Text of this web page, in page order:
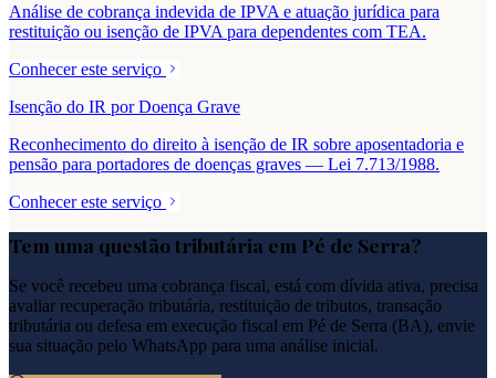
Análise de cobrança indevida de IPVA e atuação jurídica para
restituição ou isenção de IPVA para dependentes com TEA.
Conhecer este serviço
Isenção do IR por Doença Grave
Reconhecimento do direito à isenção de IR sobre aposentadoria e
pensão para portadores de doenças graves — Lei 7.713/1988.
Conhecer este serviço
Tem uma questão tributária em Pé de Serra?
Se você recebeu uma cobrança fiscal, está com dívida ativa, precisa
avaliar recuperação tributária, restituição de tributos, transação
tributária ou defesa em execução fiscal em Pé de Serra (BA), envie
sua situação pelo WhatsApp para uma análise inicial.